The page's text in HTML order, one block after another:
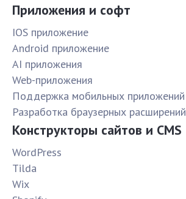
Приложения и софт
IOS приложение
Android приложение
AI приложения
Web-приложения
Поддержка мобильных приложений
Разработка браузерных расширений
Конструкторы сайтов и CMS
WordPress
Tilda
Wix